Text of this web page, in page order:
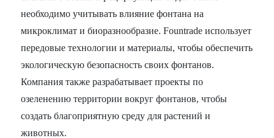
необходимо учитывать влияние фонтана на
микроклимат и биоразнообразие. Fountrade использует
передовые технологии и материалы, чтобы обеспечить
экологическую безопасность своих фонтанов.
Компания также разрабатывает проекты по
озеленению территории вокруг фонтанов, чтобы
создать благоприятную среду для растений и
животных.